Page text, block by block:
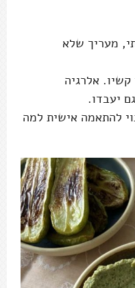
מעריך שלא
קשיו. אלרגיה
יעבדו.
להתאמה אישית למה